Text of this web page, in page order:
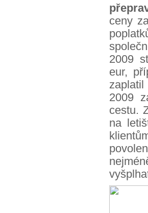
ceny
2009
eur,
2009
cestu.
na